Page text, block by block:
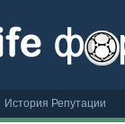
История Репутации